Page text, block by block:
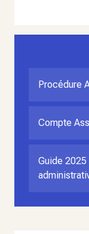
Procédure
Compte
Guide